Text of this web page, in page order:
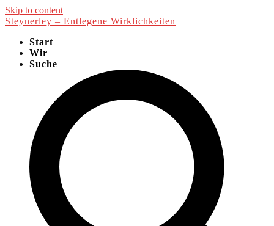
Skip to content
Steynerley – Entlegene Wirklichkeiten
Start
Wir
Suche